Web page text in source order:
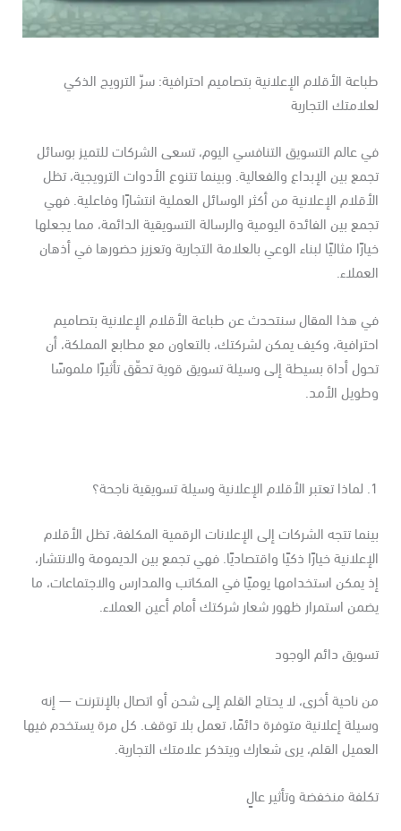
الأقلام الإعلانية بتصاميم احترافية: سرّ الترويج الذكي
التجارية
عالم التسويق التنافسي اليوم، تسعى الشركات للتميز بوسائل
بين الإبداع والفعالية. وبينما تتنوع الأدوات الترويجية، تظل
الإعلانية من أكثر الوسائل العملية انتشارًا وفاعلية. فهي
بين الفائدة اليومية والرسالة التسويقية الدائمة، مما يجعلها
مثاليًا لبناء الوعي بالعلامة التجارية وتعزيز حضورها في أذهان
هذا المقال سنتحدث عن طباعة الأقلام الإعلانية بتصاميم
وكيف يمكن لشركتك، بالتعاون مع مطابع المملكة، أن
أداة بسيطة إلى وسيلة تسويق قوية تحقّق تأثيرًا ملموسًا
الأمد.
تتجه الشركات إلى الإعلانات الرقمية المكلفة، تظل الأقلام
خيارًا ذكيًا واقتصاديًا. فهي تجمع بين الديمومة والانتشار،
يمكن استخدامها يوميًا في المكاتب والمدارس والاجتماعات، ما
استمرار ظهور شعار شركتك أمام أعين العملاء.
دائم الوجود
ناحية أخرى، لا يحتاج القلم إلى شحن أو اتصال بالإنترنت — إنه
إعلانية متوفرة دائمًا، تعمل بلا توقف. كل مرة يستخدم فيها
القلم، يرى شعارك ويتذكر علامتك التجارية.
منخفضة وتأثير عالٍ